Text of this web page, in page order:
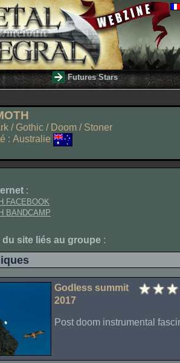
Futures Stars
/ Gothic / Doom / Stoner
: Australie
:
FACEBOOK
BANDCAMP
du site liés au groupe :
Godless summit
2017
Post doom instrumental